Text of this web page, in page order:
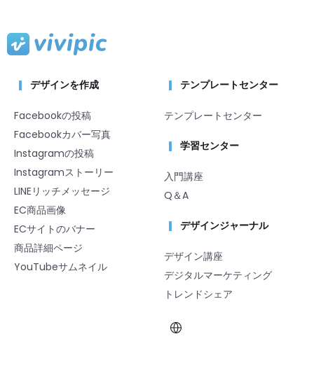
デザインを作成
Facebookの投稿
Facebookカバー写真
Instagramの投稿
Instagramストーリー
LINEリッチメッセージ
EC商品画像
ECサイトのバナー
商品詳細ページ
YouTubeサムネイル
テンプレートセンター
テンプレートセンター
学習センター
入門講座
Q＆A
デザインジャーナル
デザイン講座
デジタルマーケティング
トレンドシェア